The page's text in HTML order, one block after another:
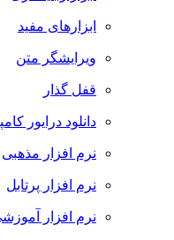
ابزارهای مفید
ویرایشگر متن
قفل گذار
دانلود درایور
نرم افزار مذهبی
نرم افزار پرتابل
نرم افزار